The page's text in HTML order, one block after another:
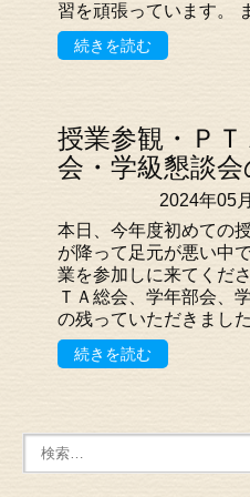
習を頑張っています。
続きを読む
授業参観・Ｐ
会・学級懇談
2024年05
本日、今年度初めての
が降って足元が悪い中
業を参加しに来てくだ
ＴＡ総会、学年部会、
の残っていただきまし
続きを読む